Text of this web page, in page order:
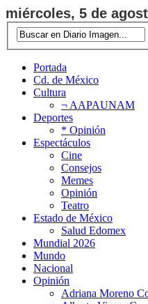
miércoles, 5 de
Portada
Cd. de México
Cultura
¬ AAPAUNAM
Deportes
* Opinión
Espectáculos
Cine
Consejos
Memes
Opinión
Teatro
Estado de México
Salud Edomex
Mundial 2026
Mundo
Nacional
Opinión
Adriana Moreno